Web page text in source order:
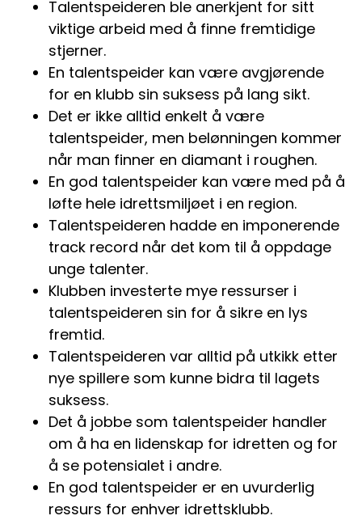
Talentspeideren ble anerkjent for sitt
viktige arbeid med å finne fremtidige
stjerner.
En talentspeider kan være avgjørende
for en klubb sin suksess på lang sikt.
Det er ikke alltid enkelt å være
talentspeider, men belønningen kommer
når man finner en diamant i roughen.
En god talentspeider kan være med på å
løfte hele idrettsmiljøet i en region.
Talentspeideren hadde en imponerende
track record når det kom til å oppdage
unge talenter.
Klubben investerte mye ressurser i
talentspeideren sin for å sikre en lys
fremtid.
Talentspeideren var alltid på utkikk etter
nye spillere som kunne bidra til lagets
suksess.
Det å jobbe som talentspeider handler
om å ha en lidenskap for idretten og for
å se potensialet i andre.
En god talentspeider er en uvurderlig
ressurs for enhver idrettsklubb.